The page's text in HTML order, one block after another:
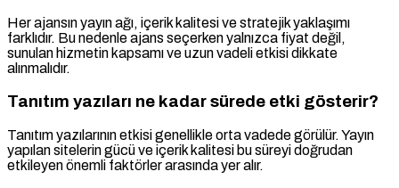
Her ajansın yayın ağı, içerik kalitesi ve stratejik yaklaşımı
farklıdır. Bu nedenle ajans seçerken yalnızca fiyat değil,
sunulan hizmetin kapsamı ve uzun vadeli etkisi dikkate
alınmalıdır.
Tanıtım yazıları ne kadar sürede etki gösterir?
Tanıtım yazılarının etkisi genellikle orta vadede görülür. Yayın
yapılan sitelerin gücü ve içerik kalitesi bu süreyi doğrudan
etkileyen önemli faktörler arasında yer alır.